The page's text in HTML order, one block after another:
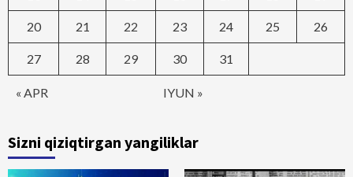
« APR IYUN »
20 21 22 23 24 25 26
27 28 29 30 31
Sizni qiziqtirgan yangiliklar